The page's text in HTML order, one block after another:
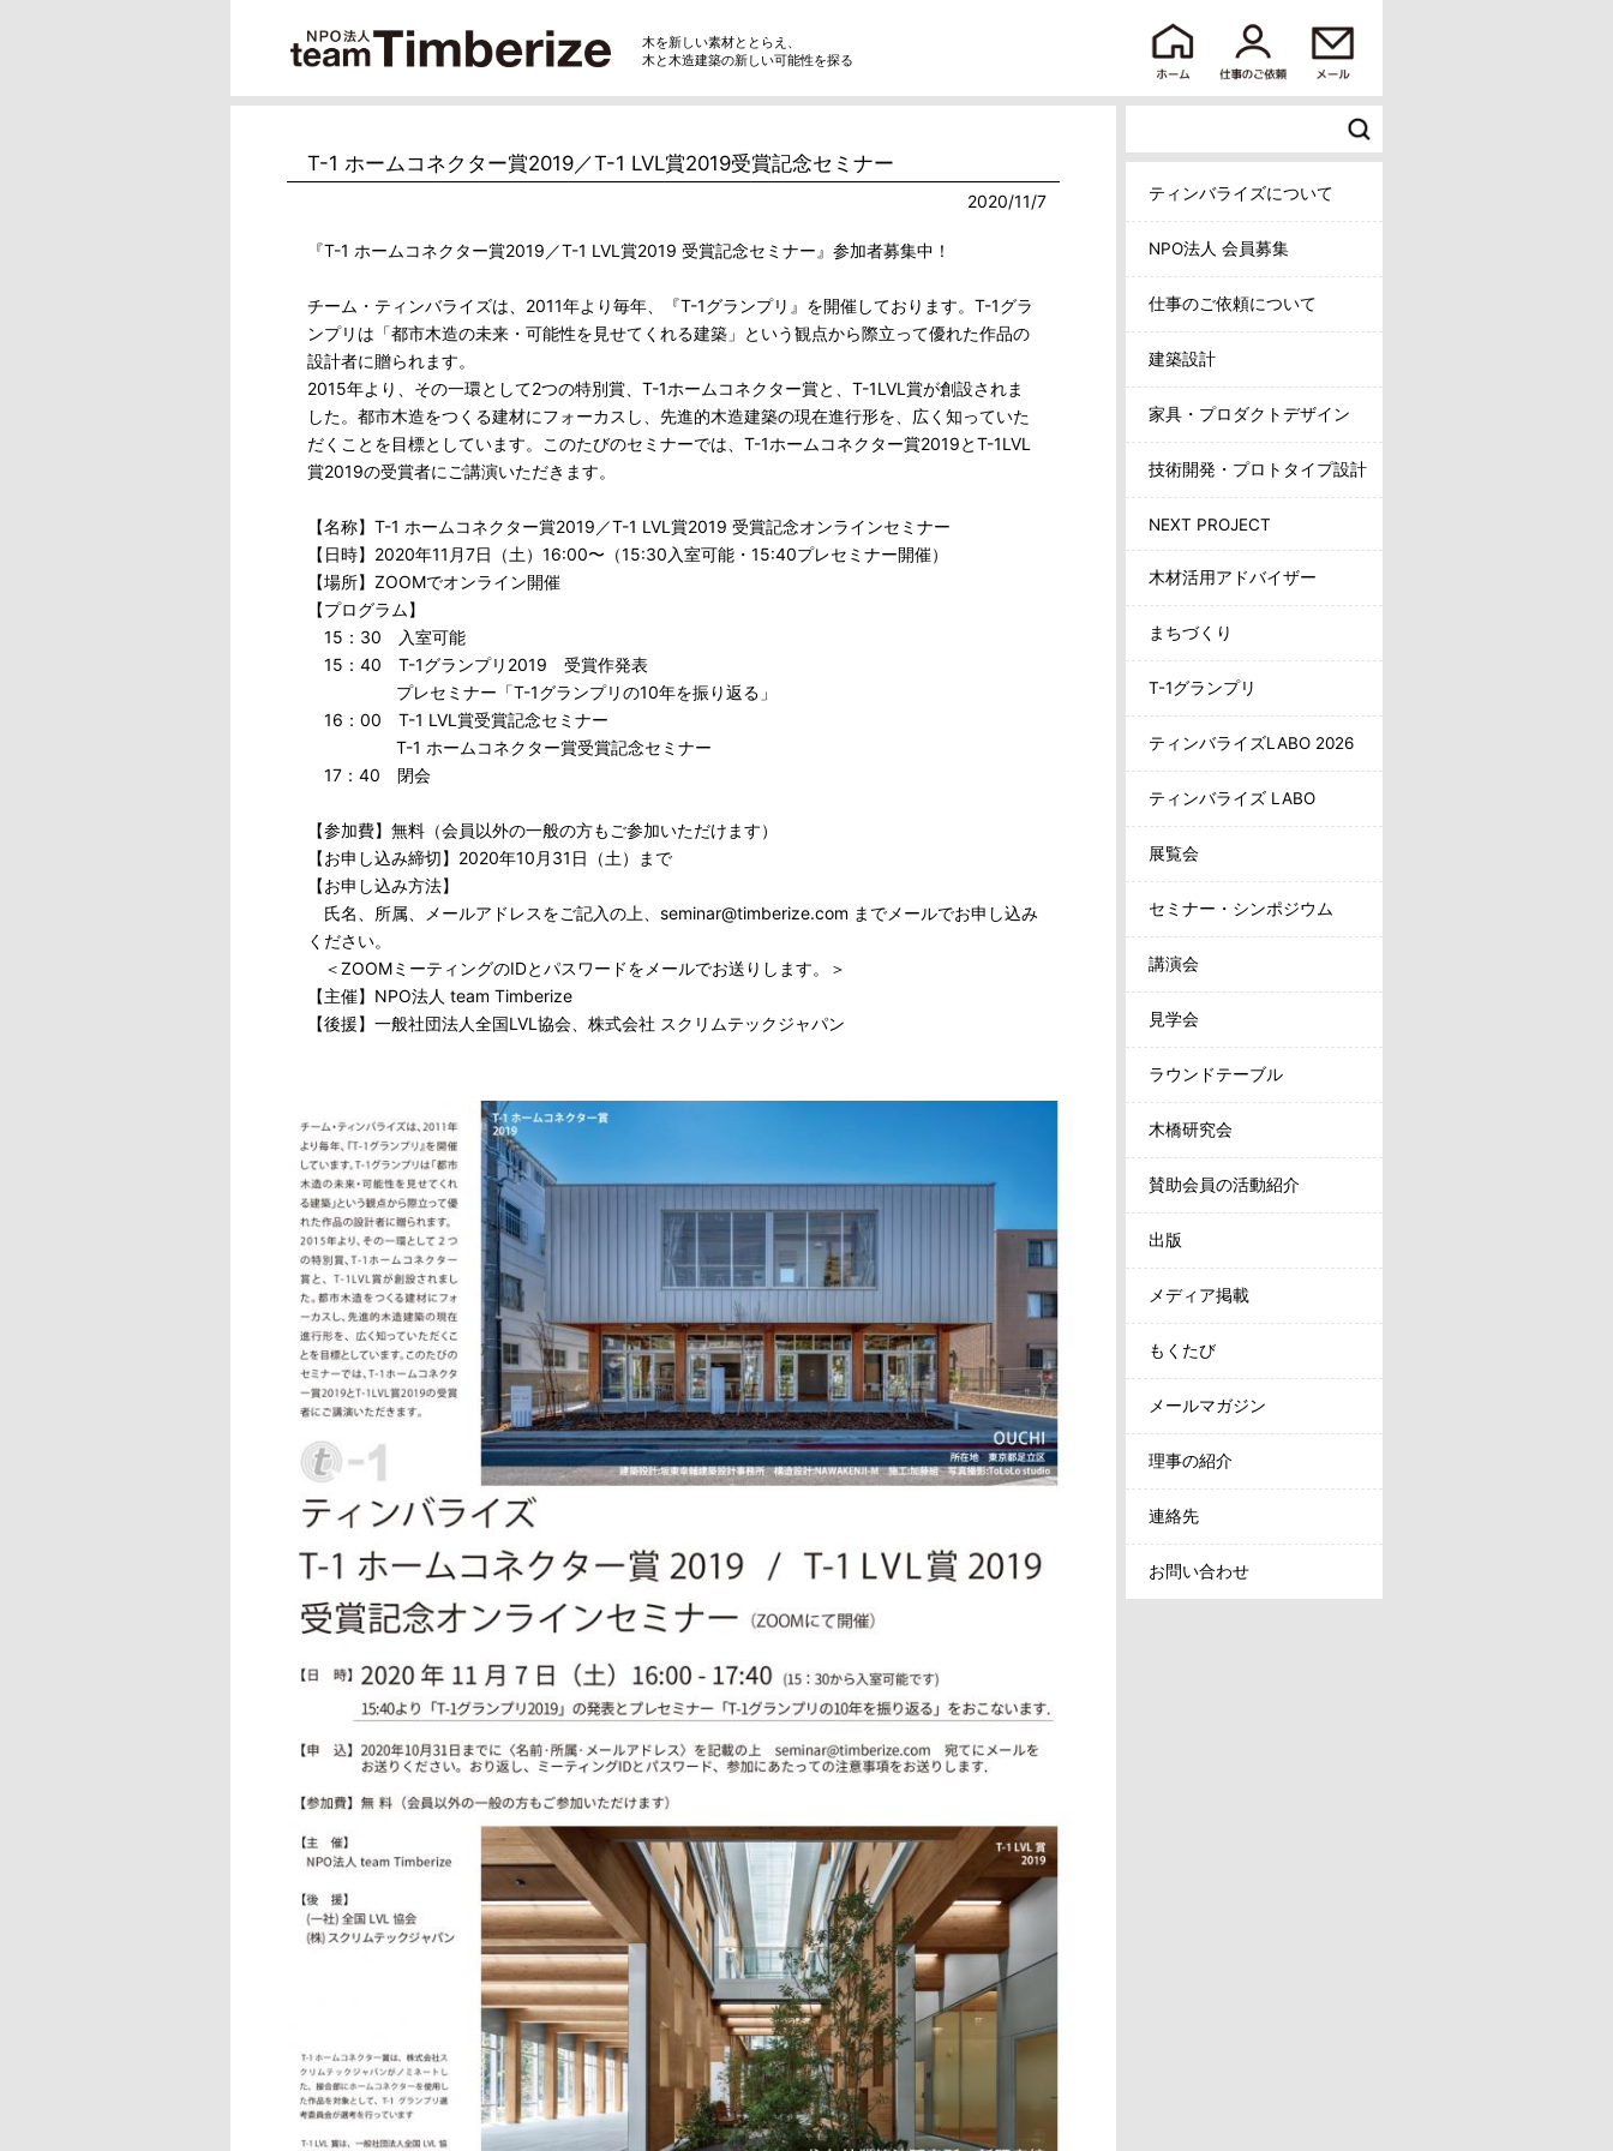
木を新しい素材ととらえ、
木と木造建築の新しい可能性を探る
ティンバライズについて
NPO法人 会員募集
仕事のご依頼について
建築設計
家具・プロダクトデザイン
技術開発・プロトタイプ設計
NEXT PROJECT
木材活用アドバイザー
まちづくり
T-1グランプリ
ティンバライズLABO 2026
ティンバライズ LABO
展覧会
セミナー・シンポジウム
講演会
見学会
ラウンドテーブル
木橋研究会
賛助会員の活動紹介
出版
メディア掲載
もくたび
メールマガジン
理事の紹介
連絡先
お問い合わせ
T-1 ホームコネクター賞2019／T-1 LVL賞2019受賞記念セミナー
2020/11/7
『T-1 ホームコネクター賞2019／T-1 LVL賞2019 受賞記念セミナー』参加者募集中！
チーム・ティンバライズは、2011年より毎年、『T-1グランプリ』を開催しております。T-1グラ
ンプリは「都市木造の未来・可能性を見せてくれる建築」という観点から際立って優れた作品の
設計者に贈られます。
2015年より、その一環として2つの特別賞、T-1ホームコネクター賞と、T-1LVL賞が創設されま
した。都市木造をつくる建材にフォーカスし、先進的木造建築の現在進行形を、広く知っていた
だくことを目標としています。このたびのセミナーでは、T-1ホームコネクター賞2019とT-1LVL
賞2019の受賞者にご講演いただきます。
【名称】T-1 ホームコネクター賞2019／T-1 LVL賞2019 受賞記念オンラインセミナー
【日時】2020年11月7日（土）16:00〜（15:30入室可能・15:40プレセミナー開催）
【場所】ZOOMでオンライン開催
【プログラム】
15：30 入室可能
15：40 T-1グランプリ2019 受賞作発表
プレセミナー「T-1グランプリの10年を振り返る」
16：00 T-1 LVL賞受賞記念セミナー
T-1 ホームコネクター賞受賞記念セミナー
17：40 閉会
【参加費】無料（会員以外の一般の方もご参加いただけます）
【お申し込み締切】2020年10月31日（土）まで
【お申し込み方法】
氏名、所属、メールアドレスをご記入の上、seminar@timberize.com までメールでお申し込み
ください。
＜ZOOMミーティングのIDとパスワードをメールでお送りします。＞
【主催】NPO法人 team Timberize
【後援】一般社団法人全国LVL協会、株式会社 スクリムテックジャパン